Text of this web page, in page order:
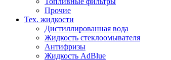
Прочие
Тех. жидкости
Дистиллированная вода
Жидкость стеклоомывателя
Антифризы
Жидкость AdBlue